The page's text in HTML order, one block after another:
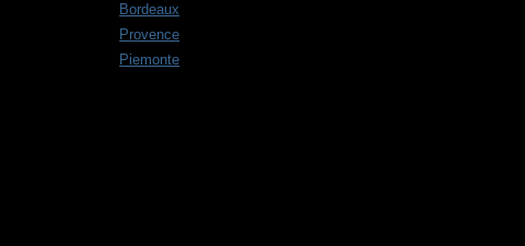
Bordeaux
Provence
Piemonte